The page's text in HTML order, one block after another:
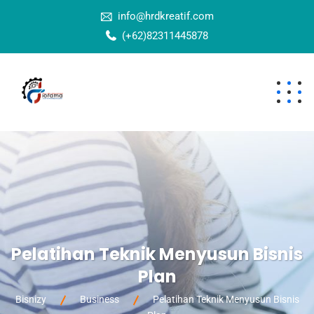
info@hrdkreatif.com
(+62)82311445878
Pelatihan Teknik Menyusun Bisnis
Plan
Bisnizy Business
Pelatihan Teknik Menyusun Bisnis